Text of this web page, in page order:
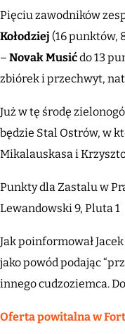
Pięciu zawodników
Kołodziej (16 punktów,
– Novak Musićdo 13
zbiórek i przechwyt,
Już w tę środę
będzie Stal Ostrów, w
Mikalauskasa i
Punkty dla Zastalu w
Lewandowski 9, Pluta 1
Jak poinformował
jako powód podając
innego cudzoziemca.
Oferta powitalna w